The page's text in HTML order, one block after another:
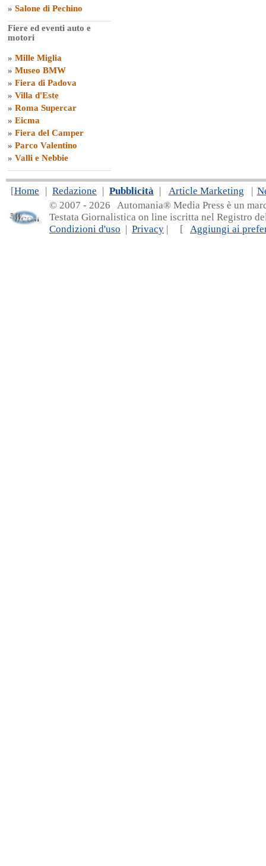
» Salone di Pechino
Fiere ed eventi auto e
motori
» Mille Miglia
» Museo BMW
» Fiera di Padova
» Villa d'Este
» Roma Supercar
» Eicma
» Fiera del Camper
» Parco Valentino
» Valli e Nebbie
[Home | Redazione | Pubblicità | Article Marketing |
© 2007 - 2026 Automania® Media Press è un
Testata Giornalistica on line iscritta nel Registro
Condizioni d'uso | Privacy | [ Aggiungi ai